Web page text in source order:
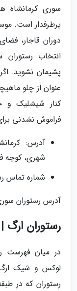
سوری
پرطرفدار است.
دوران قاجار،
انتخاب
پشیمان نشوید.
عنوان از چلو
کنار شیشلیک
فراموش نشدنی
آدرس:
شهری، کوچه
شماره تماس
آدرس رستوران
رستوران ارگ
در میان فهرست
لوکس و شیک
رستوران که در